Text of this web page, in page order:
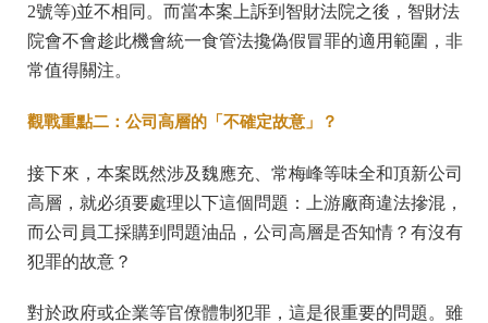
2號等)並不相同。而當本案上訴到智財法院之後，智財法
院會不會趁此機會統一食管法攙偽假冒罪的適用範圍，非
常值得關注。
觀戰重點二：公司高層的「不確定故意」？
接下來，本案既然涉及魏應充、常梅峰等味全和頂新公司
高層，就必須要處理以下這個問題：上游廠商違法摻混，
而公司員工採購到問題油品，公司高層是否知情？有沒有
犯罪的故意？
對於政府或企業等官僚體制犯罪，這是很重要的問題。雖